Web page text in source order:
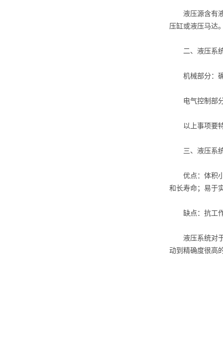
液压源含有液
压缸或液压马达
二、液压系统
机械部分：确
电气控制部分
以上事项要特
三、液压系
优点：体积小
和长寿命；易于
缺点：抗工作
液压系统对于
动到精确度很高